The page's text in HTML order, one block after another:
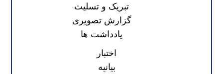
تبریک و تسلیت
گزارش تصویری
یادداشت ها
اختبار
بیانیه